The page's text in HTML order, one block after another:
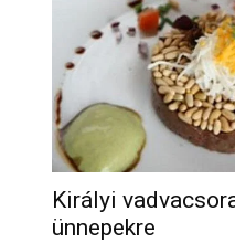
Királyi
ünnepekre